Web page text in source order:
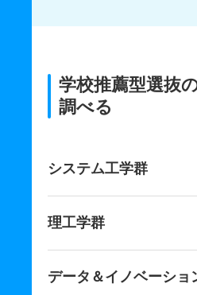
学校推薦型選抜
調べる
システム工学群
理工学群
データ＆イノベーショ